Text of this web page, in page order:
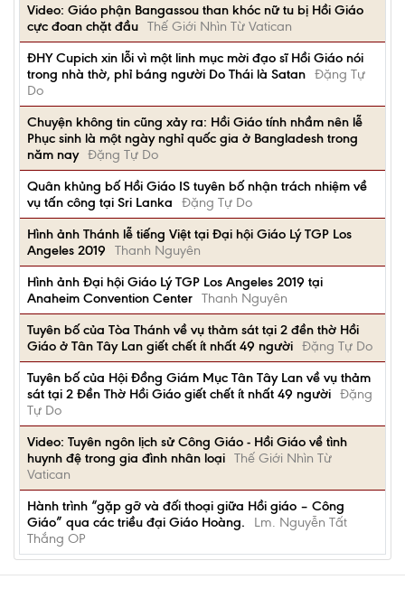
Video: Giáo phận Bangassou than khóc nữ tu bị Hồi Giáo
cực đoan chặt đầu Thế Giới Nhìn Từ Vatican
ĐHY Cupich xin lỗi vì một linh mục mời đạo sĩ Hồi Giáo nói
trong nhà thờ, phỉ báng người Do Thái là Satan Đặng Tự
Do
Chuyện không tin cũng xảy ra: Hồi Giáo tính nhầm nên lễ
Phục sinh là một ngày nghỉ quốc gia ở Bangladesh trong
năm nay Đặng Tự Do
Quân khủng bố Hồi Giáo IS tuyên bố nhận trách nhiệm về
vụ tấn công tại Sri Lanka
Đặng Tự Do
Hình ảnh Thánh lễ tiếng Việt tại Đại hội Giáo Lý TGP Los
Angeles 2019
Thanh Nguyên
Hình ảnh Đại hội Giáo Lý TGP Los Angeles 2019 tại
Anaheim Convention Center Thanh Nguyên
Tuyên bố của Tòa Thánh về vụ thảm sát tại 2 đền thờ Hồi
Giáo ở Tân Tây Lan giết chết ít nhất 49 người Đặng Tự Do
Tuyên bố của Hội Đồng Giám Mục Tân Tây Lan về vụ thảm
sát tại 2 Đền Thờ Hồi Giáo giết chết ít nhất 49 người Đặng
Tự Do
Video: Tuyên ngôn lịch sử Công Giáo - Hồi Giáo về tình
huynh đệ trong gia đình nhân loại Thế Giới Nhìn Từ
Vatican
Hành trình “gặp gỡ và đối thoại giữa Hồi giáo – Công
Giáo” qua các triều đại Giáo Hoàng.
Lm. Nguyễn Tất
Thắng OP